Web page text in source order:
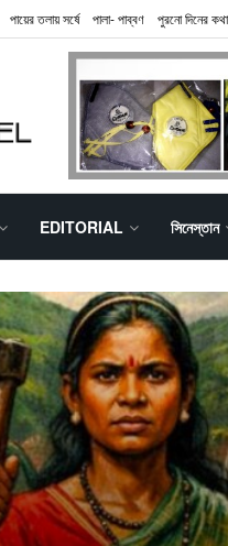
পায়ের তলায় সর্ষে পালা- পাব্বণ পুরনো দিনের কথা
EDITORIAL সিনেস্তান